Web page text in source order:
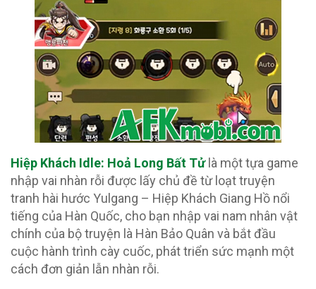
Hiệp Khách Idle: Hoả Long Bất Tử là một tựa game
nhập vai nhàn rỗi được lấy chủ đề từ loạt truyện
tranh hài hước Yulgang – Hiệp Khách Giang Hồ nổi
tiếng của Hàn Quốc, cho bạn nhập vai nam nhân vật
chính của bộ truyện là Hàn Bảo Quân và bắt đầu
cuộc hành trình cày cuốc, phát triển sức mạnh một
cách đơn giản lẫn nhàn rỗi.